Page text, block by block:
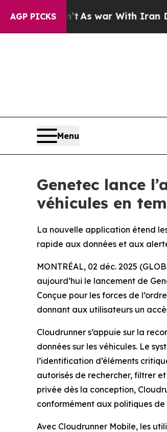
AGP PICKS
As war With Iran Drove oil
Menu
Genetec lance
véhicules en
La nouvelle application étend
rapide aux données et aux
MONTRÉAL, 02 déc. 2025
aujourd’hui le lancement de
Conçue pour les forces de
donnant aux utilisateurs un
Cloudrunner s’appuie sur la
données sur les véhicules. Le
l’identification d’éléments
autorisés de rechercher, filtrer
privée dès la conception,
conformément aux politiques
Avec Cloudrunner Mobile, les